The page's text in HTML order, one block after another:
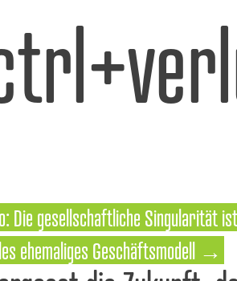
Die gesellschaftliche Singularität
ehemaliges Geschäftsmodell →